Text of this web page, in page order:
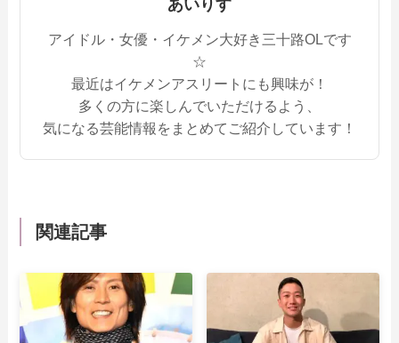
あいりす
アイドル・女優・イケメン大好き三十路OLです
☆
最近はイケメンアスリートにも興味が！
多くの方に楽しんでいただけるよう、
気になる芸能情報をまとめてご紹介しています！
関連記事